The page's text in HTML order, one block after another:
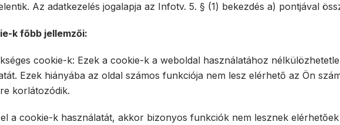
Az adatkezelés jogalapja az Infotv. 5. § (1) bekezdés a) pontjával
k főbb jellemzői:
cookie-k: Ezek a cookie-k a weboldal használatához
Ezek hiányába az oldal számos funkciója nem lesz elérhető az Ön
korlátozódik.
a cookie-k használatát, akkor bizonyos funkciók nem lesznek